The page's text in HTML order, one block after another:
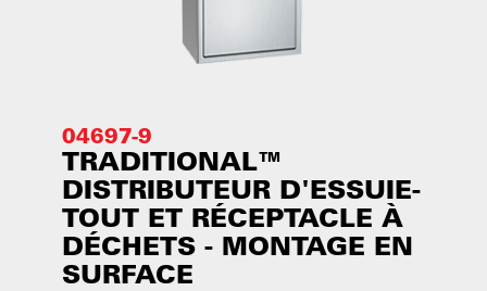
04697-9
TRADITIONAL™
DISTRIBUTEUR D'ESSUIE-
TOUT ET RÉCEPTACLE À
DÉCHETS - MONTAGE EN
SURFACE